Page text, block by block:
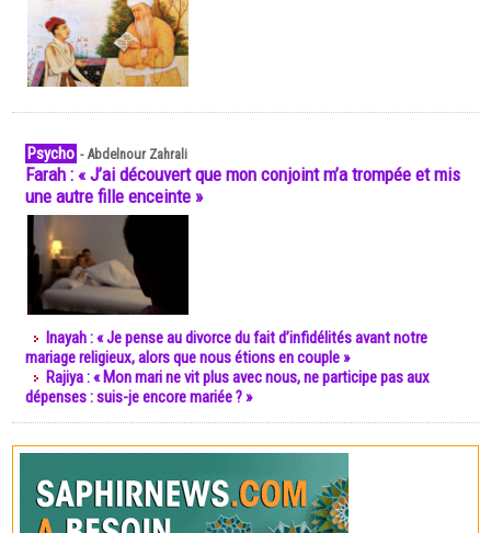
Psycho -Abdelnour Zahrali
Farah : « J’ai découvert que mon conjoint m’a trompée et mis
une autre fille enceinte »
Inayah : « Je pense au divorce du fait d’infidélités avant notre
mariage religieux, alors que nous étions en couple »
Rajiya : « Mon mari ne vit plus avec nous, ne participe pas aux
dépenses : suis-je encore mariée ? »